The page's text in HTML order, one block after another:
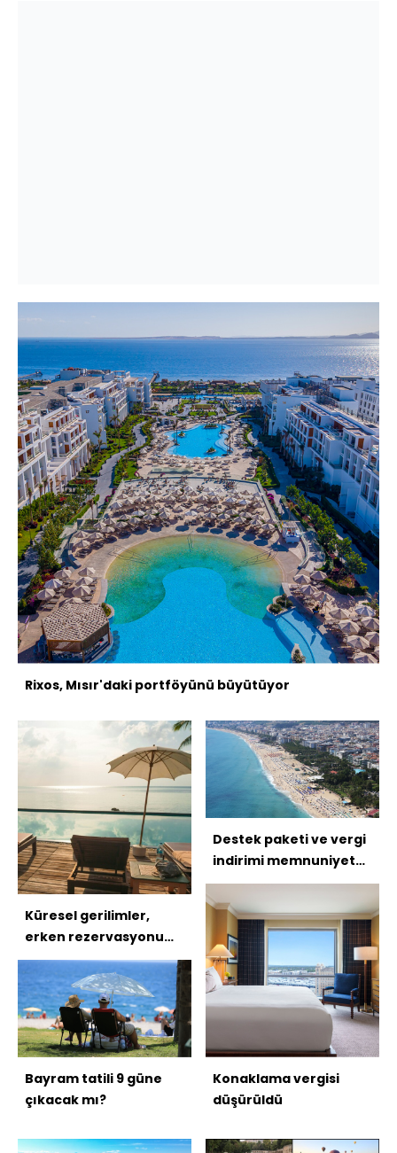
Rixos, Mısır'daki portföyünü büyütüyor
Küresel gerilimler,
erken rezervasyonu
uzattı
Bayram tatili 9 güne
çıkacak mı?
Destek paketi ve vergi
indirimi memnuniyet
yarattı
Konaklama vergisi
düşürüldü